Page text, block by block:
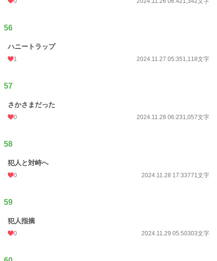
56
ハニートラップ
1 2024.11.27 05:351,118文字
57
さかさまだった
0 2024.11.28 06:231,057文字
58
犯人と対峙へ
0 2024.11.28 17:33771文字
59
犯人指摘
0 2024.11.29 05:50303文字